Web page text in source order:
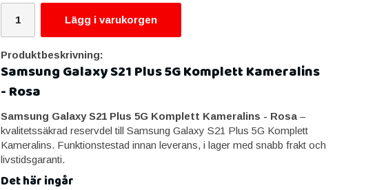
Lägg i varukorgen
Produktbeskrivning:
Samsung Galaxy S21 Plus 5G Komplett Kameralins
- Rosa
Samsung Galaxy S21 Plus 5G Komplett Kameralins - Rosa–
kvalitetssäkrad reservdel till Samsung Galaxy S21 Plus 5G Komplett
Kameralins. Funktionstestad innan leverans, i lager med snabb frakt och
livstidsgaranti.
Det här ingår